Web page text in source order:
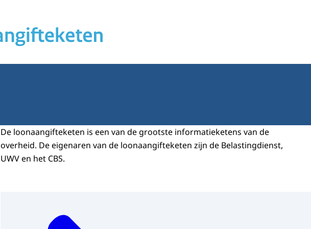
De loonaangifteketen is een van de grootste informatieketens van de
overheid. De eigenaren van de loonaangifteketen zijn de Belastingdienst,
UWV en het CBS.